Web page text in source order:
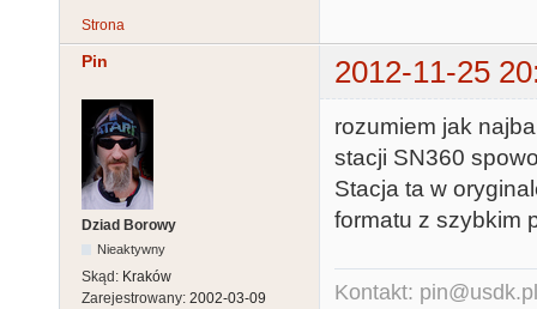
Strona
Pin 2012-11-25
Dziad Borowy
Nieaktywny
Skąd: Kraków
Zarejestrowany: 2002-03-09
rozumiem jak
stacji SN360
Stacja ta w
formatu z szybkim
Kontakt: pin@usdk.pl